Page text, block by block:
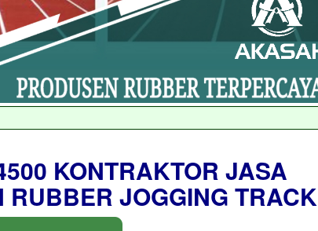
KONTRAKTOR JASA
RUBBER JOGGING TRACK